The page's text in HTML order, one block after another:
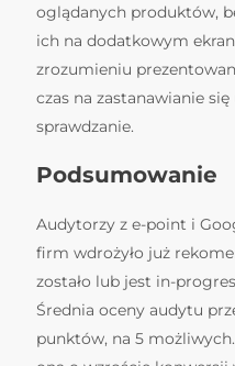
oglądanych produktów,
ich na dodatkowym
zrozumieniu
czas na zastanawianie
sprawdzanie.
Podsumowanie
Audytorzy z e-point i
firm wdrożyło już
zostało lub jest in-
Średnia oceny audytu
punktów, na 5